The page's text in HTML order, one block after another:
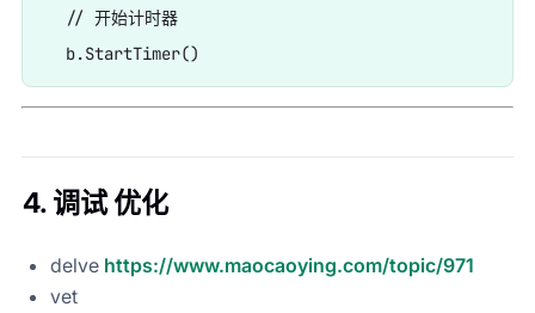
  // 开始计时器
4. 调试 优化
delve https://www.maocaoying.com/topic/971
vet